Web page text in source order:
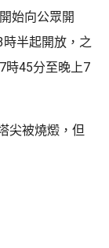
始向公眾開
半起開放，之
時45分至晚上7
尖被燒燬，但